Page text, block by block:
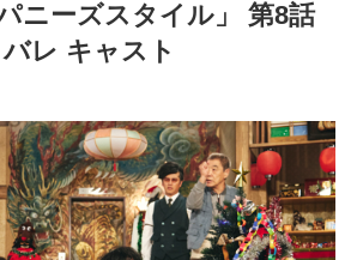
ニーズスタイル」 第8話
レ キャスト